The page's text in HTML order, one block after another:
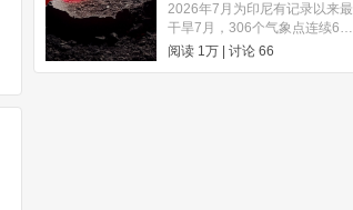
2026年7月为印尼有记录以来最
干旱7月，306个气象点连续60
天无雨。上半年印尼煤产量同比
阅读 1万 | 讨论 66